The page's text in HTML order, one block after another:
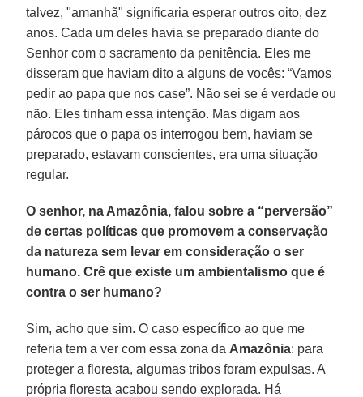
talvez, "amanhã" significaria esperar outros oito, dez
anos. Cada um deles havia se preparado diante do
Senhor com o sacramento da penitência. Eles me
disseram que haviam dito a alguns de vocês: “Vamos
pedir ao papa que nos case”. Não sei se é verdade ou
não. Eles tinham essa intenção. Mas digam aos
párocos que o papa os interrogou bem, haviam se
preparado, estavam conscientes, era uma situação
regular.
O senhor, na Amazônia, falou sobre a “perversão”
de certas políticas que promovem a conservação
da natureza sem levar em consideração o ser
humano. Crê que existe um ambientalismo que é
contra o ser humano?
Sim, acho que sim. O caso específico ao que me
referia tem a ver com essa zona da Amazônia: para
proteger a floresta, algumas tribos foram expulsas. A
própria floresta acabou sendo explorada. Há